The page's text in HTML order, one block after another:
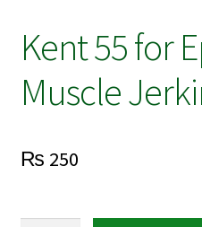
Kent 55 for
Muscle
₨ 250